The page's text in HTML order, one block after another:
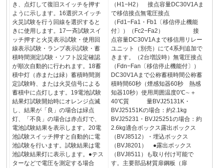
き、点灯して復旧スイッチを押す
ように示します。16選択スイッチ
火災試験を行う回線を選択すると
きに使用します。17一斉試験スイ
ッチ押すと火災表示試験・使用回
線表示試験・ランプ表示試験・蓄
積時間測定試験・ソフト設定確認
が順次自動的に行われます。18蓄
積中灯（赤または緑）蓄積時間測
定試験時、または火災信号による
蓄積中に点灯します。19電池試験
結果灯試験開始時にオレンジ点滅
し、結果が「良」の場合は緑点
灯、「不良」の場合は赤点灯で、
電池試験結果を表示します。20電
池試験スイッチ押すと自動的に電
池試験を行います。試験結果は電
池試験結果灯に表示します。●テス
ターなどで電圧を測定する場合
（H1−H2） 接点容量DC30V1Aま
で移信接点無電圧接点
（Fd1−Fa1・Fb1〔移信停止機能
付〕）（Fc2−Fa2） 接
点容量DC30V1Aまで移信用リレー
ユニット（別売）にて4系列追加で
きます。（2台増設時）無電圧接点
（Fdn−Fan〔移信停止機能付〕）
DC30V1Aまで公称蓄積時間公称蓄
積時間60秒（煙感知器60秒 熱感
知器10秒）使用周囲温度0℃∼＋
40℃質 量BVJ25131K・
BVJ25151Kの場合：約2.1kg
BVJ25231・BVJ25251の場合：約
2.6kg適合ボックス露出ボックス
（BVJ8512）・埋込ボックス
（BVJ8201） ●露出ボックス
（BVJ8511）も取り付け可能で
す。主要部品材質扉鋼板（扉